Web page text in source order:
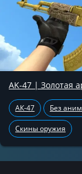
AK-47 | Золотая
АК-47 Без
Скины оружия